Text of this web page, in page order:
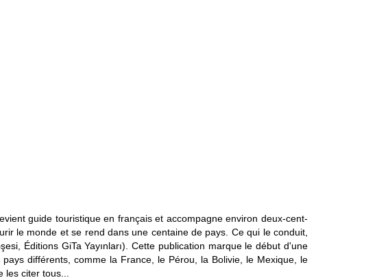
guide touristique en français et accompagne environ deux-cent-
le monde et se rend dans une centaine de pays. Ce qui le conduit,
Éditions GiTa Yayınları). Cette publication marque le début d'une
différents, comme la France, le Pérou, la Bolivie, le Mexique, le
les citer tous...